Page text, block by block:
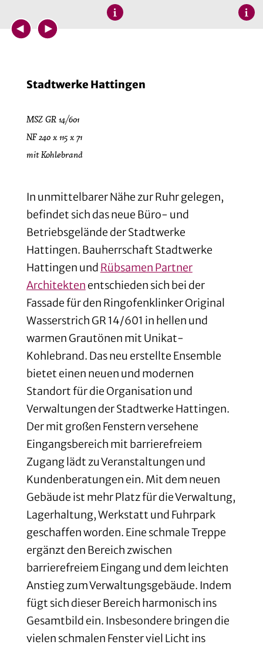
Stadtwerke Hattingen
MSZ GR 14/601
NF 240 x 115 x 71
mit Kohlebrand
In unmittelbarer Nähe zur Ruhr gelegen,
befindet sich das neue Büro- und
Betriebsgelände der Stadtwerke
Hattingen. Bauherrschaft Stadtwerke
Hattingen und Rübsamen Partner
Architekten entschieden sich bei der
Fassade für den Ringofenklinker Original
Wasserstrich GR 14/601 in hellen und
warmen Grautönen mit Unikat-
Kohlebrand. Das neu erstellte Ensemble
bietet einen neuen und modernen
Standort für die Organisation und
Verwaltungen der Stadtwerke Hattingen.
Der mit großen Fenstern versehene
Eingangsbereich mit barrierefreiem
Zugang lädt zu Veranstaltungen und
Kundenberatungen ein. Mit dem neuen
Gebäude ist mehr Platz für die Verwaltung,
Lagerhaltung, Werkstatt und Fuhrpark
geschaffen worden. Eine schmale Treppe
ergänzt den Bereich zwischen
barrierefreiem Eingang und dem leichten
Anstieg zum Verwaltungsgebäude. Indem
fügt sich dieser Bereich harmonisch ins
Gesamtbild ein. Insbesondere bringen die
vielen schmalen Fenster viel Licht ins